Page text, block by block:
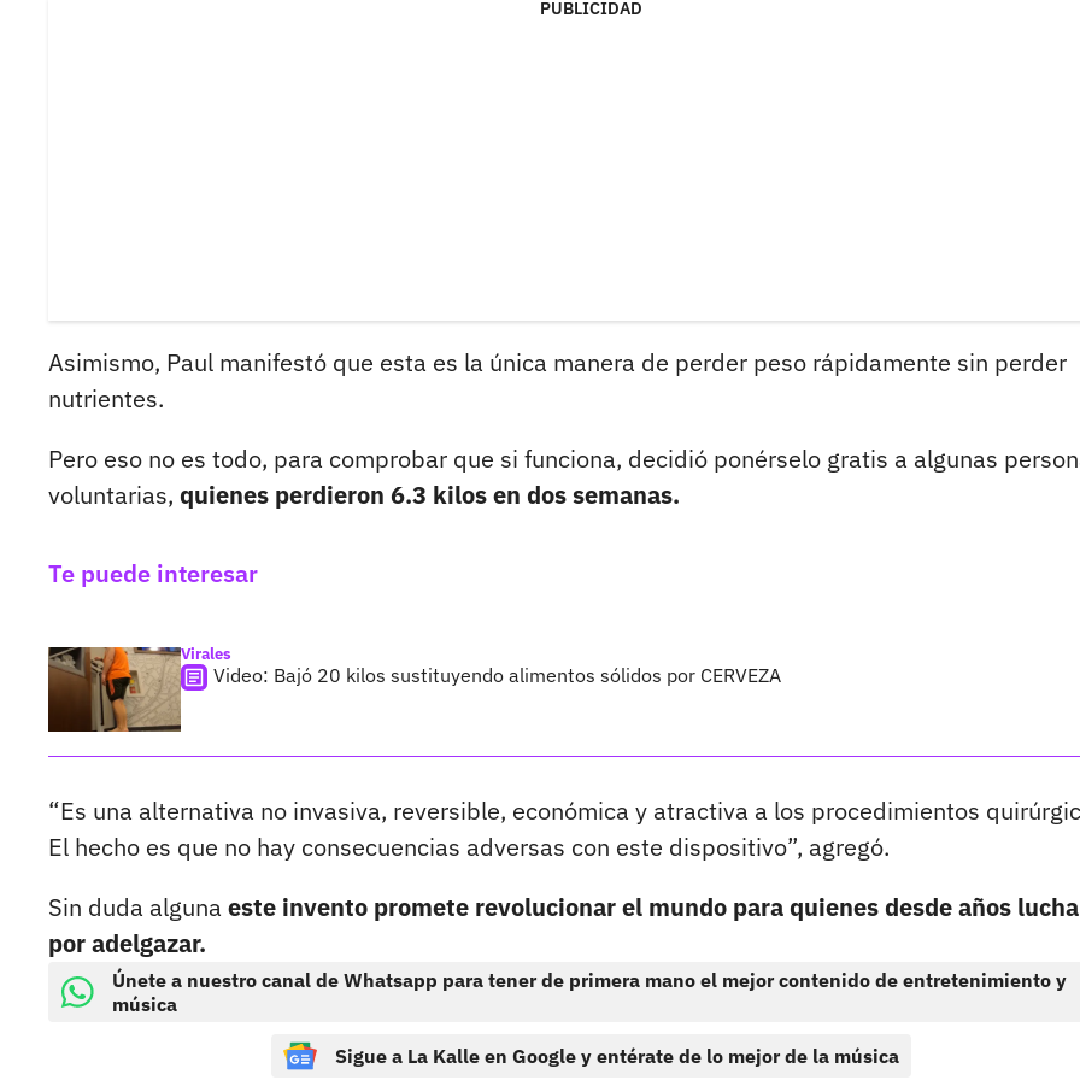
PUBLICIDAD
Asimismo, Paul manifestó que esta es la única manera de perder peso rápidamente sin perder
nutrientes.
Pero eso no es todo, para comprobar que si funciona, decidió ponérselo gratis a algunas
voluntarias, quienes perdieron 6.3 kilos en dos semanas.
Te puede interesar
Virales
Video: Bajó 20 kilos sustituyendo alimentos sólidos por CERVEZA
“Es una alternativa no invasiva, reversible, económica y atractiva a los procedimientos
El hecho es que no hay consecuencias adversas con este dispositivo”, agregó.
Sin duda alguna este invento promete revolucionar el mundo para quienes desde años
por adelgazar.
Únete a nuestro canal de Whatsapp para tener de primera mano el mejor contenido de entretenimiento y
música
Sigue a La Kalle en Google y entérate de lo mejor de la música